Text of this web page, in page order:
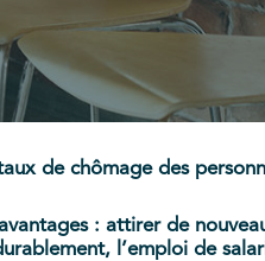
de chômage des
: attirer de
l’emploi de